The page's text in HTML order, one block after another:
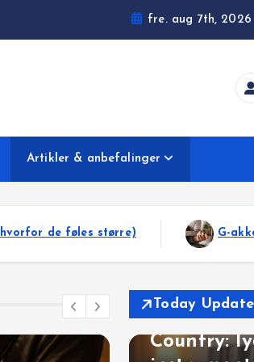
fre. aug 7th, 2026
Artikler & anbefalinger
G-akkord: sådan lyder den, og derfor driver
Today Update
Genrer &
Instrumenter &
Country: